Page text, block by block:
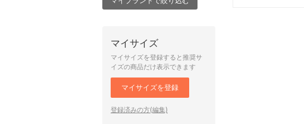
マイサイズ
マイサイズを登録すると推奨サ
イズの商品だけ表示できます
マイサイズを登録
登録済みの方(編集)